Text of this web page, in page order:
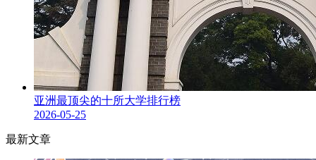
亚洲最顶尖的十所大学排行榜
2026-05-25
最新文章